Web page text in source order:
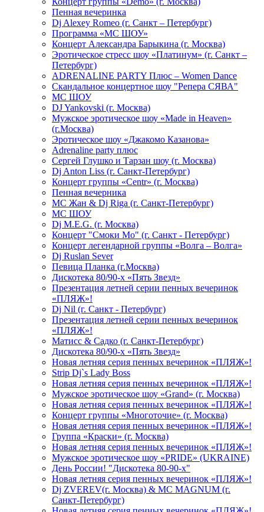
Пенная вечеринка
Dj Alexey Romeo (г. Санкт – Петербург)
Программа «МС ШОУ»
Концерт Александра Барыкина (г. Москва)
Эротическое стресс шоу «Платинум» (г. Санкт –
Петербург)
ADRENALINE PARTY Плюс – Women Dance
Скандальное концертное шоу "Репера СЯВА"
МС ШОУ
DJ Yankovski (г. Москва)
Мужское эротическое шоу «Made in Heaven»
(г.Москва)
Эротическое шоу «Джакомо Казанова»
Adrenaline party плюс
Сергей Глушко и Тарзан шоу (г. Москва)
Dj Anton Liss (г. Санкт-Петербург)
Концерт группы «Centr» (г. Москва)
Пенная вечерника
МС Жан & Dj Riga (г. Санкт-Петербург)
МС ШОУ
Dj M.E.G. (г. Москва)
Концерт "Смоки Мо" (г. Санкт - Петербург)
Концерт легендарной группы «Волга – Волга»
Dj Ruslan Sever
Певица Планка (г.Москва)
Дискотека 80/90-х «Пять Звезд»
Презентация летней серии пенных вечеринок
«ПЛЯЖ»!
Dj Nil (г. Санкт - Петербург)
Презентация летней серии пенных вечеринок
«ПЛЯЖ»!
Матисс & Садко (г. Санкт-Петербург)
Дискотека 80/90-х «Пять Звезд»
Новая летняя серия пенных вечеринок «ПЛЯЖ»!
Strip Dj`s Lady Boss
Новая летняя серия пенных вечеринок «ПЛЯЖ»!
Мужское эротическое шоу «Grand» (г. Москва)
Новая летняя серия пенных вечеринок «ПЛЯЖ»!
Концерт группы «Многоточие» (г. Москва)
Новая летняя серия пенных вечеринок «ПЛЯЖ»!
Группа «Краски» (г. Москва)
Новая летняя серия пенных вечеринок «ПЛЯЖ»!
Мужское эротическое шоу «PRIDE» (UKRAINE)
День России! "Дискотека 80-90-х"
Новая летняя серия пенных вечеринок «ПЛЯЖ»!
Dj ZVEREV(г. Москва) & MC MAGNUM (г.
Санкт-Петербург)